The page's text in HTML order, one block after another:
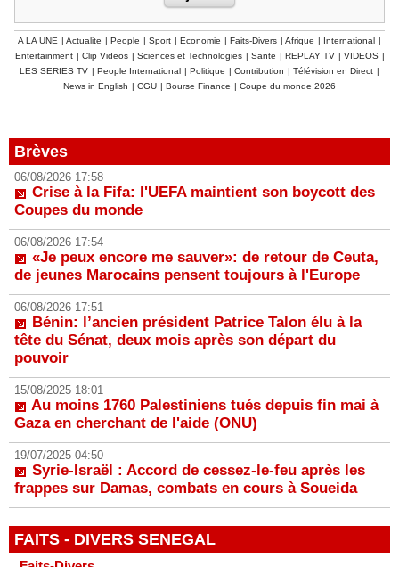
A LA UNE Actualite People Sport Economie Faits-Divers Afrique International
Entertainment
Clip Videos Sciences et Technologies Sante REPLAY TV VIDEOS
LES SERIES TV
People International Politique Contribution Télévision en Direct
News in English
CGU Bourse Finance Coupe du monde 2026
Brèves
06/08/2026 17:58
Crise à la Fifa: l'UEFA maintient son boycott des
Coupes du monde
06/08/2026 17:54
«Je peux encore me sauver»: de retour de Ceuta,
de jeunes Marocains pensent toujours à l'Europe
06/08/2026 17:51
Bénin: l’ancien président Patrice Talon élu à la
tête du Sénat, deux mois après son départ du
pouvoir
15/08/2025 18:01
Au moins 1760 Palestiniens tués depuis fin mai à
Gaza en cherchant de l'aide (ONU)
19/07/2025 04:50
Syrie-Israël : Accord de cessez-le-feu après les
frappes sur Damas, combats en cours à Soueida
FAITS - DIVERS SENEGAL